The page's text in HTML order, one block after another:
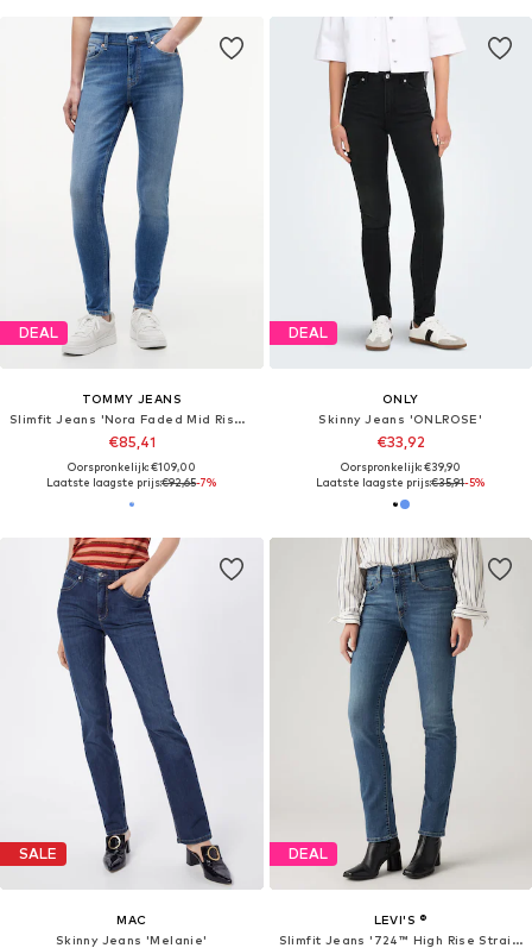
DEAL
TOMMY JEANS
Slimfit Jeans 'Nora Faded Mid Rise Skinny'
€85,41
Oorspronkelijk: €109,00
Laatste laagste prijs:€92,65-7%
DEAL
ONLY
Skinny Jeans 'ONLROSE'
€33,92
Oorspronkelijk: €39,90
Laatste laagste prijs:€35,91-5%
SALE
MAC
Skinny Jeans 'Melanie'
DEAL
LEVI'S ®
Slimfit Jeans '724™ High Rise Straight'